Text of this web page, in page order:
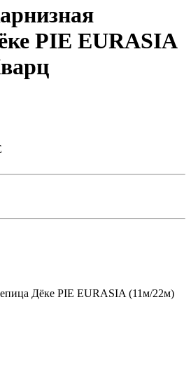
PIE EURASIA
Дёке PIE EURASIA (11м/22м)